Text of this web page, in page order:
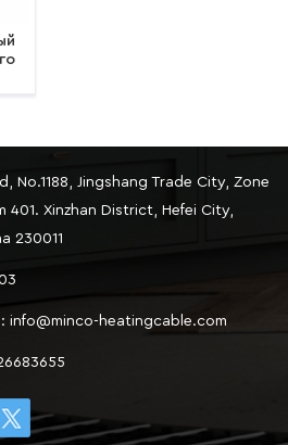
No.1188, Jingshang Trade City, Zone
401. Xinzhan District, Hefei City,
230011
info@minco-heatingcable.com